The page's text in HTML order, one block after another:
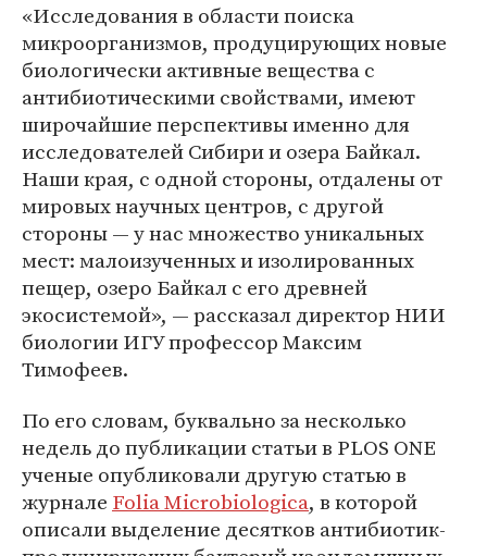
«Исследования в области поиска
микроорганизмов, продуцирующих новые
биологически активные вещества с
антибиотическими свойствами, имеют
широчайшие перспективы именно для
исследователей Сибири и озера Байкал.
Наши края, с одной стороны, отдалены от
мировых научных центров, с другой
стороны — у нас множество уникальных
мест: малоизученных и изолированных
пещер, озеро Байкал с его древней
экосистемой», — рассказал директор НИИ
биологии ИГУ профессор Максим
Тимофеев.
По его словам, буквально за несколько
недель до публикации статьи в PLOS ONE
ученые опубликовали другую статью в
журнале Folia Microbiologica, в которой
описали выделение десятков антибиотик-